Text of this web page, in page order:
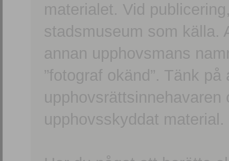
materialet. Vid
stadsmuseum som källa.
annan upphovsmans
”fotograf okänd”. Tänk
upphovsskyddat material.